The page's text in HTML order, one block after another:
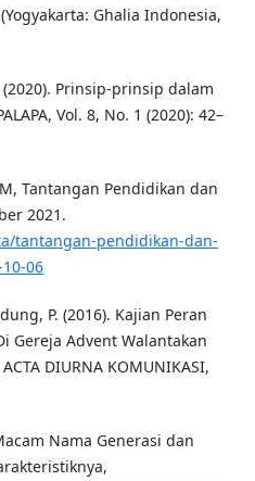
Ghalia Indonesia,
(2020). Prinsip-prinsip dalam
Vol. 8, No. 1 (2020): 42–
Tantangan Pendidikan dan
2021.
tantangan-pendidikan-dan-
06
P. (2016). Kajian Peran
Gereja Advent Walantakan
DIURNA KOMUNIKASI,
Nama Generasi dan